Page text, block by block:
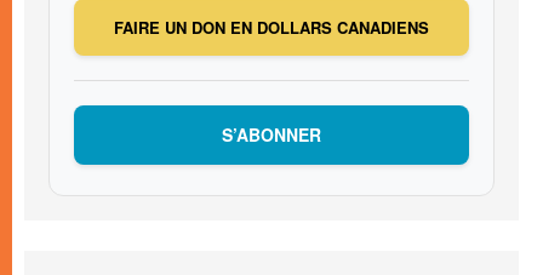
FAIRE UN DON EN DOLLARS CANADIENS
S’ABONNER